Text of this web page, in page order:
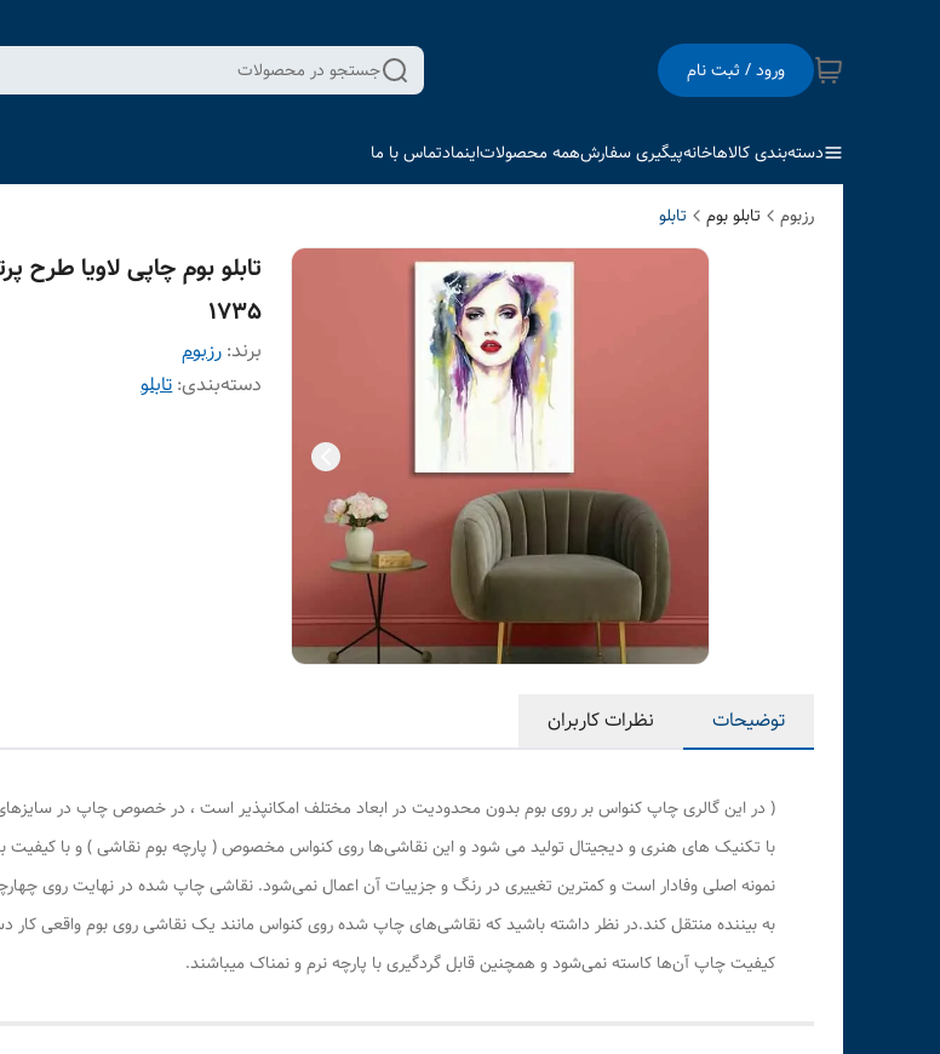
ورود / ثبت نام جستجو در محصولات
دسته‌بندی کالاهاخانهپیگیری سفارشهمه محصولاتاینمادتماس با ما
رزبوم تابلو بوم تابلو
1735
برند: رزبوم
دسته‌بندی:تابلو
توضیحات نظرات کاربران
( در این گالری چاپ کنواس بر روی بوم بدون محدودیت در ابعاد مختلف امکانپذیر است ، در خصوص چاپ در
با تکنیک های هنری و دیجیتال تولید می شود و این نقاشی‌ها روی کنواس مخصوص ( پارچه بوم نقاشی ) و با کیفیت
نمونه اصلی وفادار است و کمترین تغییری در رنگ و جزییات آن اعمال نمی‌شود. نقاشی چاپ شده در نهایت روی
به بیننده منتقل کند.در نظر داشته باشید که نقاشی‌های چاپ شده روی کنواس مانند یک نقاشی روی بوم واقعی
کیفیت چاپ آن‌ها کاسته نمی‌شود و همچنین قابل گردگیری با پارچه نرم و نمناک میباشند.